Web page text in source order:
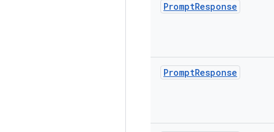
PromptResponse
PromptResponse